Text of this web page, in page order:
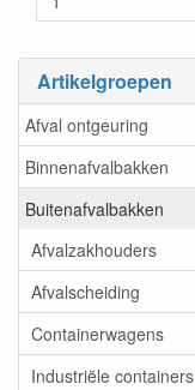
Artikelgroepen
Afval ontgeuring
Binnenafvalbakken
Buitenafvalbakken
Afvalzakhouders
Afvalscheiding
Containerwagens
Industriële containers